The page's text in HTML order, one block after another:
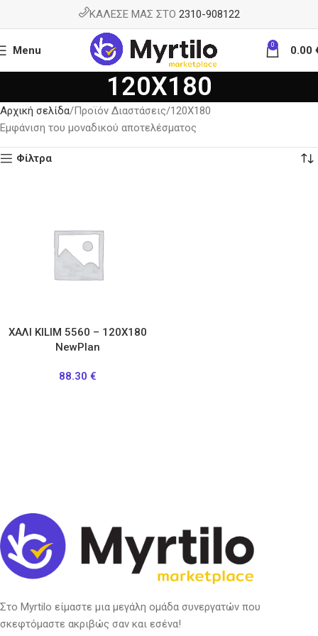
ΚΑΛΕΣΕ ΜΑΣ ΣΤΟ 2310-908122
Menu 0 0.00
120X180
Αρχική σελίδα Προϊόν Διαστάσεις 120X180
Εμφάνιση του μοναδικού αποτελέσματος
Φίλτρα
ΧΑΛΙ KILIM 5560 – 120X180
NewPlan
88.30 €
Στο Myrtilo είμαστε μια μεγάλη ομάδα συνεργατών που
σκεφτόμαστε ακριβώς σαν και εσένα!